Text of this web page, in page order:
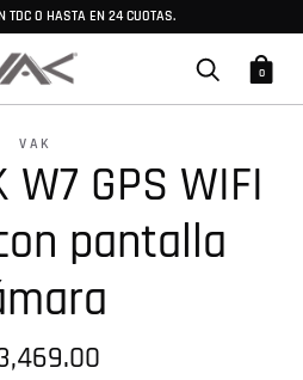
TDC O HASTA EN 24 CUOTAS.
0
VAK
W7 GPS WIFI
pantalla